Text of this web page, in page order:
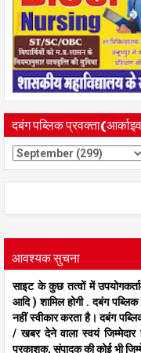
दबंग पब्लिक
आवश्यक सुचना
साइट के कुछ तत्वों में
आदि ) शामिल होगी . दबंग
नहीं स्वीकार करता है। दबंग
/ खबर देने वाला स्वयं जिम्मेदार
प्रकाशक, संपादक की कोई भी